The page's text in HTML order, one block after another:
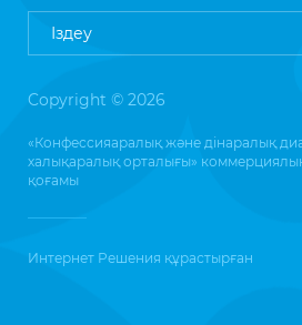
Copyright © 2026
«Конфессияаралық және дінаралық
халықаралық орталығы»
қоғамы
Интернет Решения құрастырған